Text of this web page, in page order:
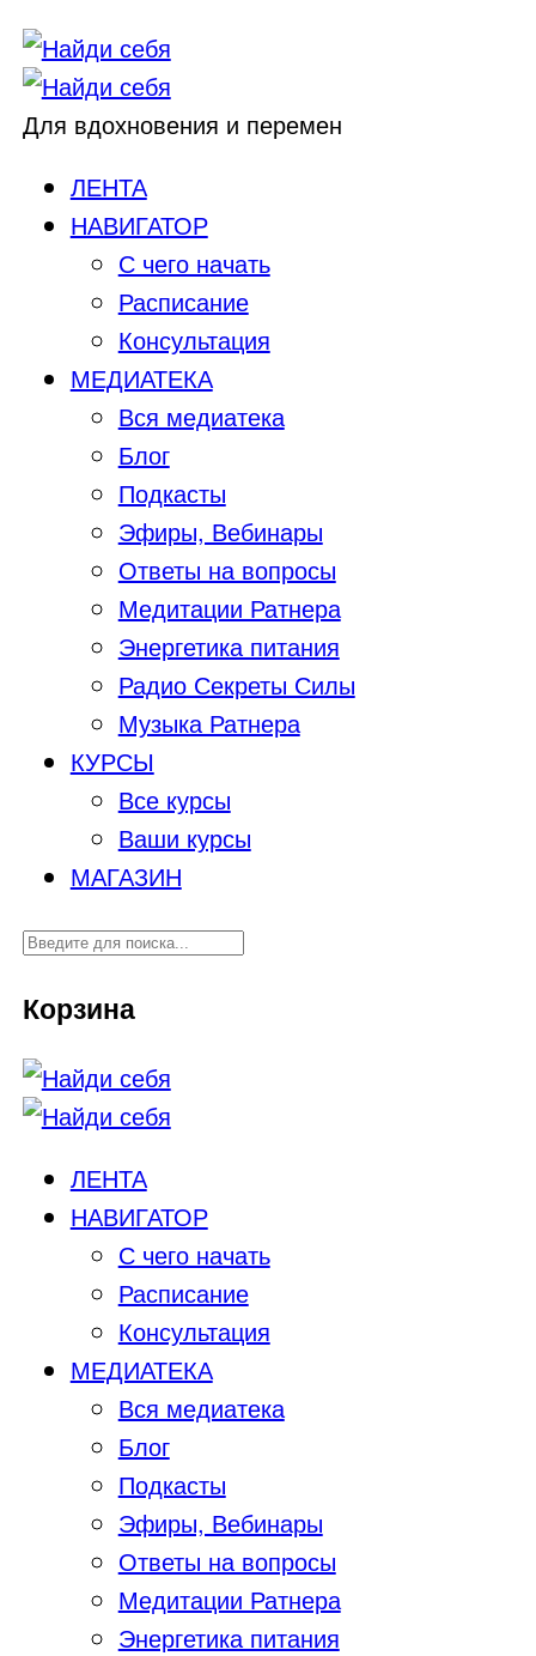
Для вдохновения и перемен
ЛЕНТА
НАВИГАТОР
С чего начать
Расписание
Консультация
МЕДИАТЕКА
Вся медиатека
Блог
Подкасты
Эфиры, Вебинары
Ответы на вопросы
Медитации Ратнера
Энергетика питания
Радио Секреты Силы
Музыка Ратнера
КУРСЫ
Все курсы
Ваши курсы
МАГАЗИН
Корзина
ЛЕНТА
НАВИГАТОР
С чего начать
Расписание
Консультация
МЕДИАТЕКА
Вся медиатека
Блог
Подкасты
Эфиры, Вебинары
Ответы на вопросы
Медитации Ратнера
Энергетика питания